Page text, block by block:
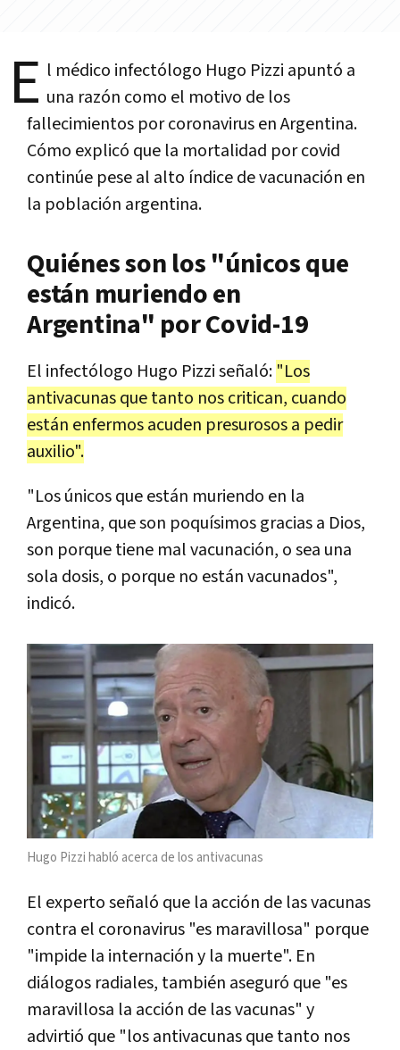
E l médico infectólogo Hugo Pizzi apuntó a
una razón como el motivo de los
fallecimientos por coronavirus en Argentina.
Cómo explicó que la mortalidad por covid
continúe pese al alto índice de vacunación en
la población argentina.
Quiénes son los "únicos que
están muriendo en
Argentina" por Covid-19
El infectólogo Hugo Pizzi señaló: "Los
antivacunas que tanto nos critican, cuando
están enfermos acuden presurosos a pedir
auxilio".
"Los únicos que están muriendo en la
Argentina, que son poquísimos gracias a Dios,
son porque tiene mal vacunación, o sea una
sola dosis, o porque no están vacunados",
indicó.
Hugo Pizzi habló acerca de los antivacunas
El experto señaló que la acción de las vacunas
contra el coronavirus "es maravillosa" porque
"impide la internación y la muerte". En
diálogos radiales, también aseguró que "es
maravillosa la acción de las vacunas" y
advirtió que "los antivacunas que tanto nos